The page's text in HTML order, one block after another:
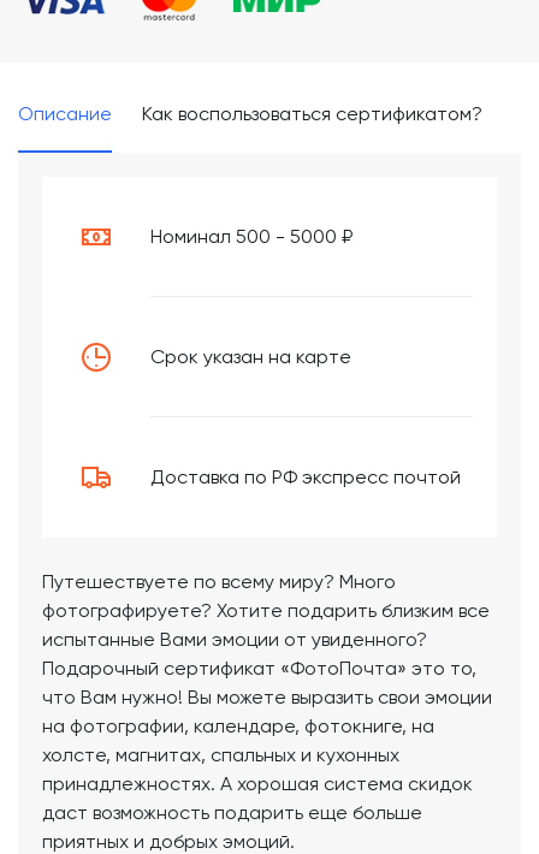
Описание Как воспользоваться сертификатом?
Номинал 500 - 5000 ₽
Срок указан на карте
Доставка по РФ экспресс почтой
Путешествуете по всему миру? Много
фотографируете? Хотите подарить близким все
испытанные Вами эмоции от увиденного?
Подарочный сертификат «ФотоПочта» это то,
что Вам нужно! Вы можете выразить свои эмоции
на фотографии, календаре, фотокниге, на
холсте, магнитах, спальных и кухонных
принадлежностях. А хорошая система скидок
даст возможность подарить еще больше
приятных и добрых эмоций.